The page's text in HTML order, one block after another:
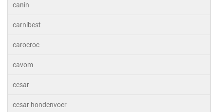
canin
carnibest
carocroc
cavom
cesar
cesar hondenvoer